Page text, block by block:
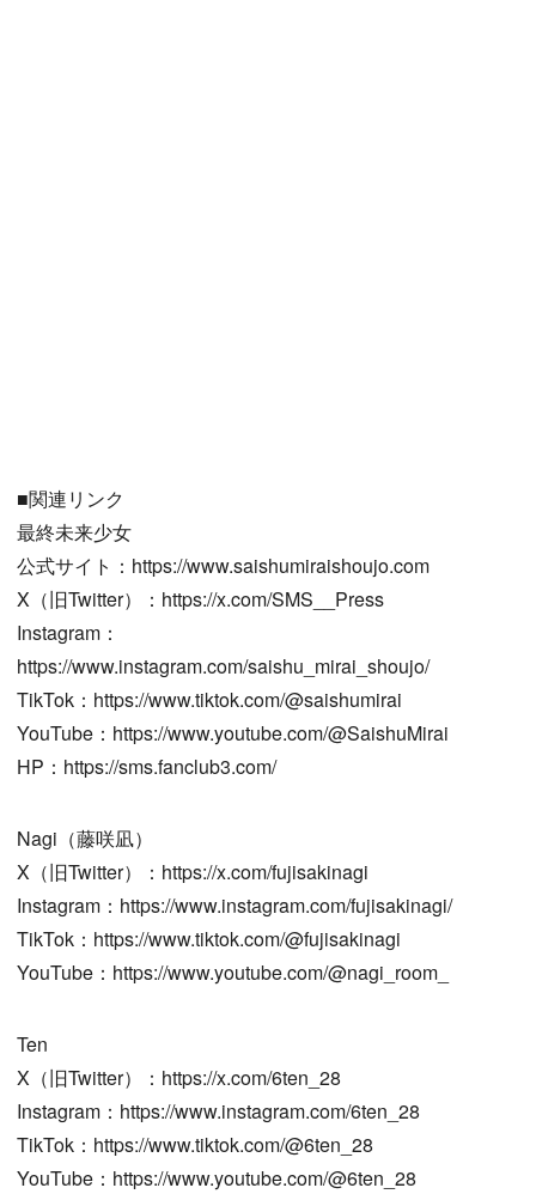
■関連リンク
最終未来少女
公式サイト：https://www.saishumiraishoujo.com
X（旧Twitter）：https://x.com/SMS__Press
Instagram：
https://www.instagram.com/saishu_mirai_shoujo/
TikTok：https://www.tiktok.com/@saishumirai
YouTube：https://www.youtube.com/@SaishuMirai
HP：https://sms.fanclub3.com/
Nagi（藤咲凪）
X（旧Twitter）：https://x.com/fujisakinagi
Instagram：https://www.instagram.com/fujisakinagi/
TikTok：https://www.tiktok.com/@fujisakinagi
YouTube：https://www.youtube.com/@nagi_room_
Ten
X（旧Twitter）：https://x.com/6ten_28
Instagram：https://www.instagram.com/6ten_28
TikTok：https://www.tiktok.com/@6ten_28
YouTube：https://www.youtube.com/@6ten_28